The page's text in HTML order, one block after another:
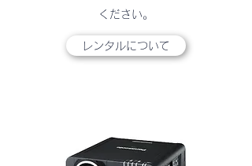
ください。
レンタルについて